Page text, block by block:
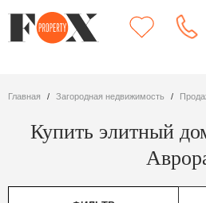
Главная Загородная недвижимость
Купить элитный